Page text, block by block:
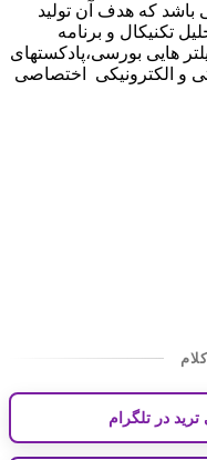
که هدف آن تولید
تکنیکال و برنامه
هایی بورسی،پادکستهای
و الکترونیکی اختصاصی
در تلگرام